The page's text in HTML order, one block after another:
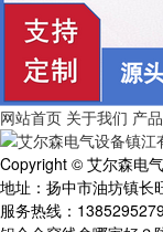
网站首页 关于我们 产
Copyright © 艾尔森电
地址：扬中市油坊镇长
服务热线：